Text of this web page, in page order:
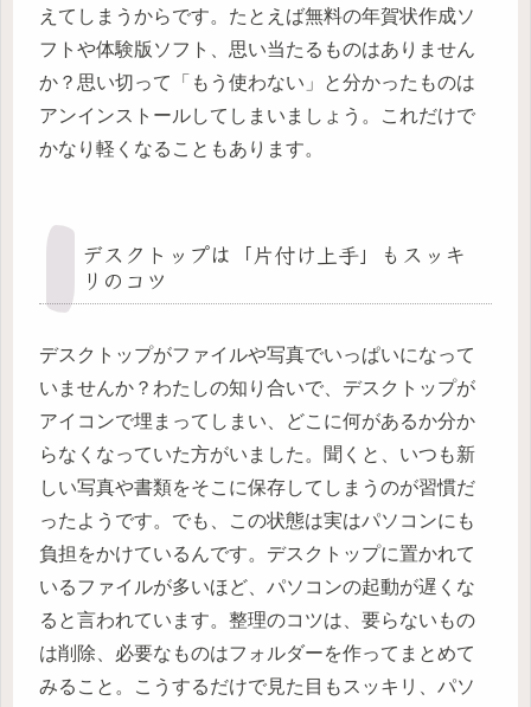
えてしまうからです。たとえば無料の年賀状作成ソ
フトや体験版ソフト、思い当たるものはありません
か？思い切って「もう使わない」と分かったものは
アンインストールしてしまいましょう。これだけで
かなり軽くなることもあります。
デスクトップは「片付け上手」もスッキ
リのコツ
デスクトップがファイルや写真でいっぱいになって
いませんか？わたしの知り合いで、デスクトップが
アイコンで埋まってしまい、どこに何があるか分か
らなくなっていた方がいました。聞くと、いつも新
しい写真や書類をそこに保存してしまうのが習慣だ
ったようです。でも、この状態は実はパソコンにも
負担をかけているんです。デスクトップに置かれて
いるファイルが多いほど、パソコンの起動が遅くな
ると言われています。整理のコツは、要らないもの
は削除、必要なものはフォルダーを作ってまとめて
みること。こうするだけで見た目もスッキリ、パソ